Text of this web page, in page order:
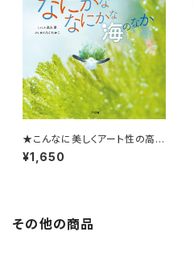
★こんなに美しくアート性の高い
海の写真絵本は見たことない！
★『なにかななにかな 海のな
¥1,650
その他の商品